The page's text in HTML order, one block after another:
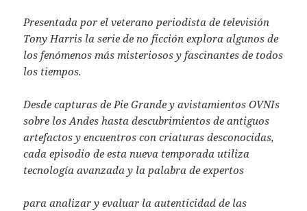
Presentada por el veterano periodista de televisión
Tony Harris la serie de no ficción explora algunos de
los fenómenos más misteriosos y fascinantes de todos
los tiempos.
Desde capturas de Pie Grande y avistamientos OVNIs
sobre los Andes hasta descubrimientos de antiguos
artefactos y encuentros con criaturas desconocidas,
cada episodio de esta nueva temporada utiliza
tecnología avanzada y la palabra de expertos
para analizar y evaluar la autenticidad de las